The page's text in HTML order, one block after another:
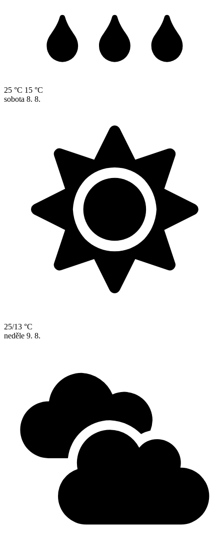
25 °C 15 °C
sobota 8. 8.
25/13 °C
neděle 9. 8.